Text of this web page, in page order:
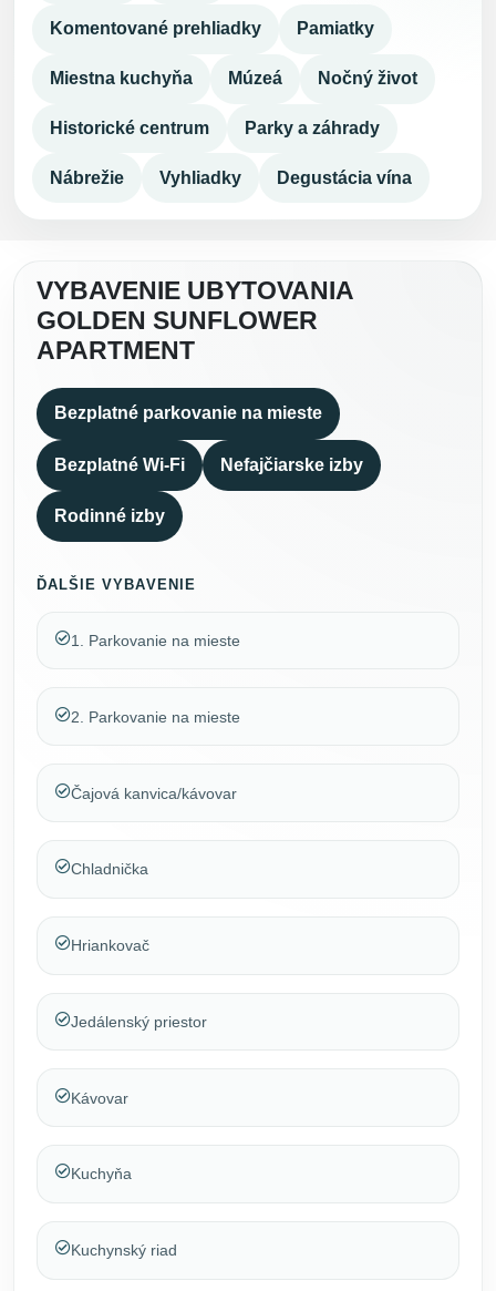
Komentované prehliadky Pamiatky
Miestna kuchyňa Múzeá Nočný život
Historické centrum Parky a záhrady
Nábrežie Vyhliadky Degustácia vína
VYBAVENIE UBYTOVANIA
GOLDEN SUNFLOWER
APARTMENT
Bezplatné parkovanie na mieste
Bezplatné Wi-Fi Nefajčiarske izby
Rodinné izby
ĎALŠIE VYBAVENIE
1. Parkovanie na mieste
2. Parkovanie na mieste
Čajová kanvica/kávovar
Chladnička
Hriankovač
Jedálenský priestor
Kávovar
Kuchyňa
Kuchynský riad